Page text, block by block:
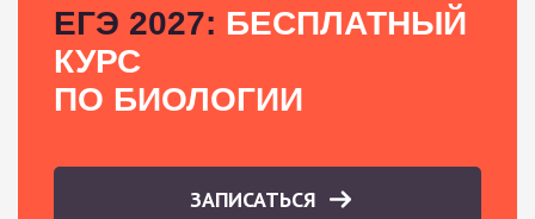
ЕГЭ 2027: БЕСПЛАТНЫЙ
КУРС
ПО БИОЛОГИИ
ЗАПИСАТЬСЯ